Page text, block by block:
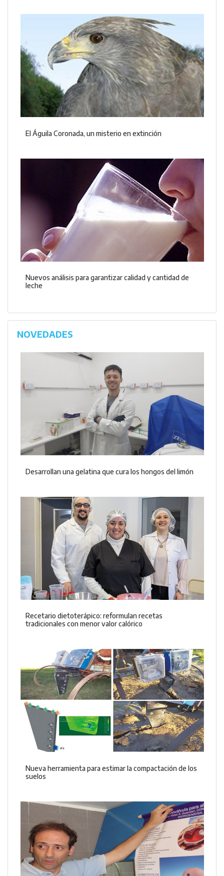
El Águila Coronada, un misterio en extinción
Nuevos análisis para garantizar calidad y cantidad de
leche
NOVEDADES
Desarrollan una gelatina que cura los hongos del limón
Recetario dietoterápico: reformulan recetas
tradicionales con menor valor calórico
Nueva herramienta para estimar la compactación de los
suelos